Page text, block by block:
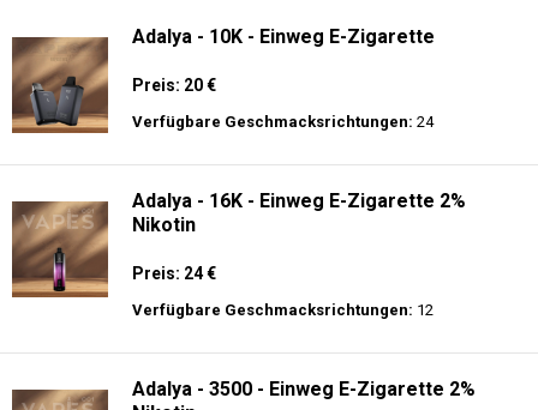
Adalya - 10K - Einweg E-Zigarette
Preis: 20 €
Verfügbare Geschmacksrichtungen: 24
Adalya - 16K - Einweg E-Zigarette 2%
Nikotin
Preis: 24 €
Verfügbare Geschmacksrichtungen: 12
Adalya - 3500 - Einweg E-Zigarette 2%